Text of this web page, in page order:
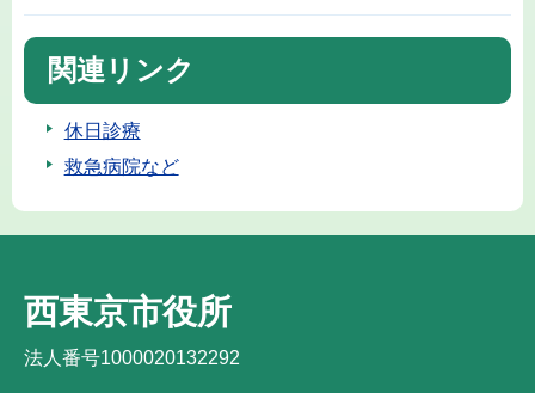
関連リンク
休日診療
救急病院など
西東京市役所
法人番号1000020132292